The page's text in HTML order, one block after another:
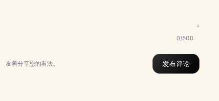
0/500
友善分享您的看法。 发布评论